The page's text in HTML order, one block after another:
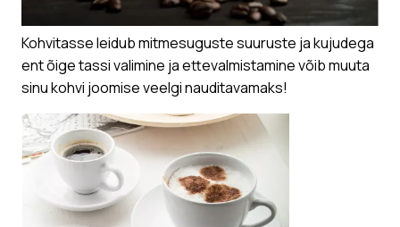
Kohvitasse leidub mitmesuguste suuruste ja kujudega
ent õige tassi valimine ja ettevalmistamine võib muuta
sinu kohvi joomise veelgi nauditavamaks!